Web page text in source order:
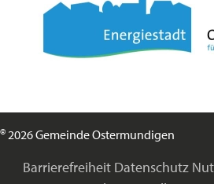
© 2026 Gemeinde Ostermundigen
Barrierefreiheit Datenschutz